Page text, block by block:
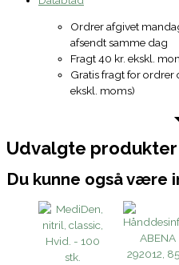
Ordrer afgivet
afsendt samme dag
Fragt 40 kr. ekskl.
Gratis fragt for ordrer
ekskl. moms)
Udvalgte produkter
Du kunne også være